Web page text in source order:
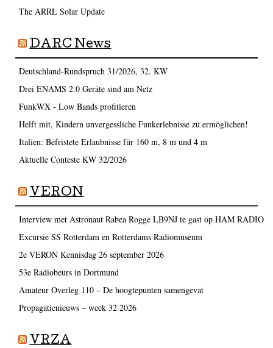
The ARRL Solar Update
DARC News
Deutschland-Rundspruch 31/2026, 32. KW
Drei ENAMS 2.0 Geräte sind am Netz
FunkWX - Low Bands profitieren
Helft mit, Kindern unvergessliche Funkerlebnisse zu ermöglichen!
Italien: Befristete Erlaubnisse für 160 m, 8 m und 4 m
Aktuelle Conteste KW 32/2026
VERON
Interview met Astronaut Rabea Rogge LB9NJ te gast op HAM RADIO
Excursie SS Rotterdam en Rotterdams Radiomuseum
2e VERON Kennisdag 26 september 2026
53e Radiobeurs in Dortmund
Amateur Overleg 110 – De hoogtepunten samengevat
Propagatienieuws – week 32 2026
VRZA